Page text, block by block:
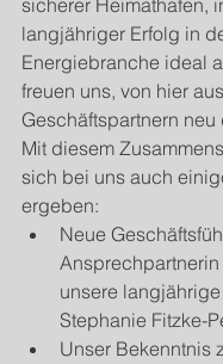
sicherer Heimathafen,
langjähriger Erfolg in
Energiebranche ideal
freuen uns, von hier
Geschäftspartnern neu
Mit diesem
sich bei uns auch
ergeben:
Neue
Ansprechpartnerin
unsere
Stephanie Fitzke-
Unser Bekenntnis